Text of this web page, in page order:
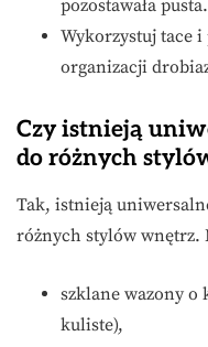
pozostawała pusta.
Wykorzystuj tace
organizacji
Czy istnieją
do różnych
Tak, istnieją
różnych stylów wnętrz.
szklane wazony o
kuliste),